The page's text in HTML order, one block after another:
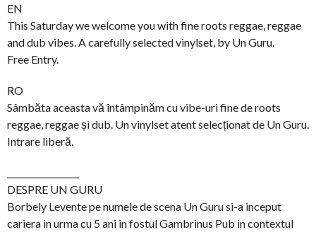
EN
This Saturday we welcome you with fine roots reggae, reggae
and dub vibes. A carefully selected vinylset, by Un Guru.
Free Entry.
RO
Sâmbăta aceasta vă întâmpinăm cu vibe-uri fine de roots
reggae, reggae și dub. Un vinylset atent selecționat de Un Guru.
Intrare liberă.
DESPRE UN GURU
Borbely Levente pe numele de scena Un Guru si-a inceput
cariera in urma cu 5 ani in fostul Gambrinus Pub in contextul